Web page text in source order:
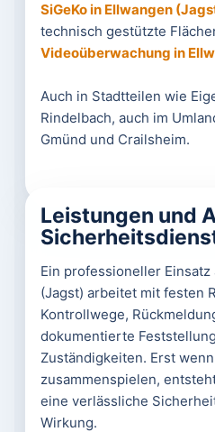
SiGeKo in Ellwangen
technisch gestützte
Videoüberwachung in
Auch in Stadtteilen wie
Rindelbach, auch im
Gmünd und Crailsheim.
Leistungen und
Ein professioneller
(Jagst) arbeitet mit festen
Kontrollwege,
dokumentierte
Zuständigkeiten. Erst
zusammenspielen,
eine verlässliche
Wirkung.